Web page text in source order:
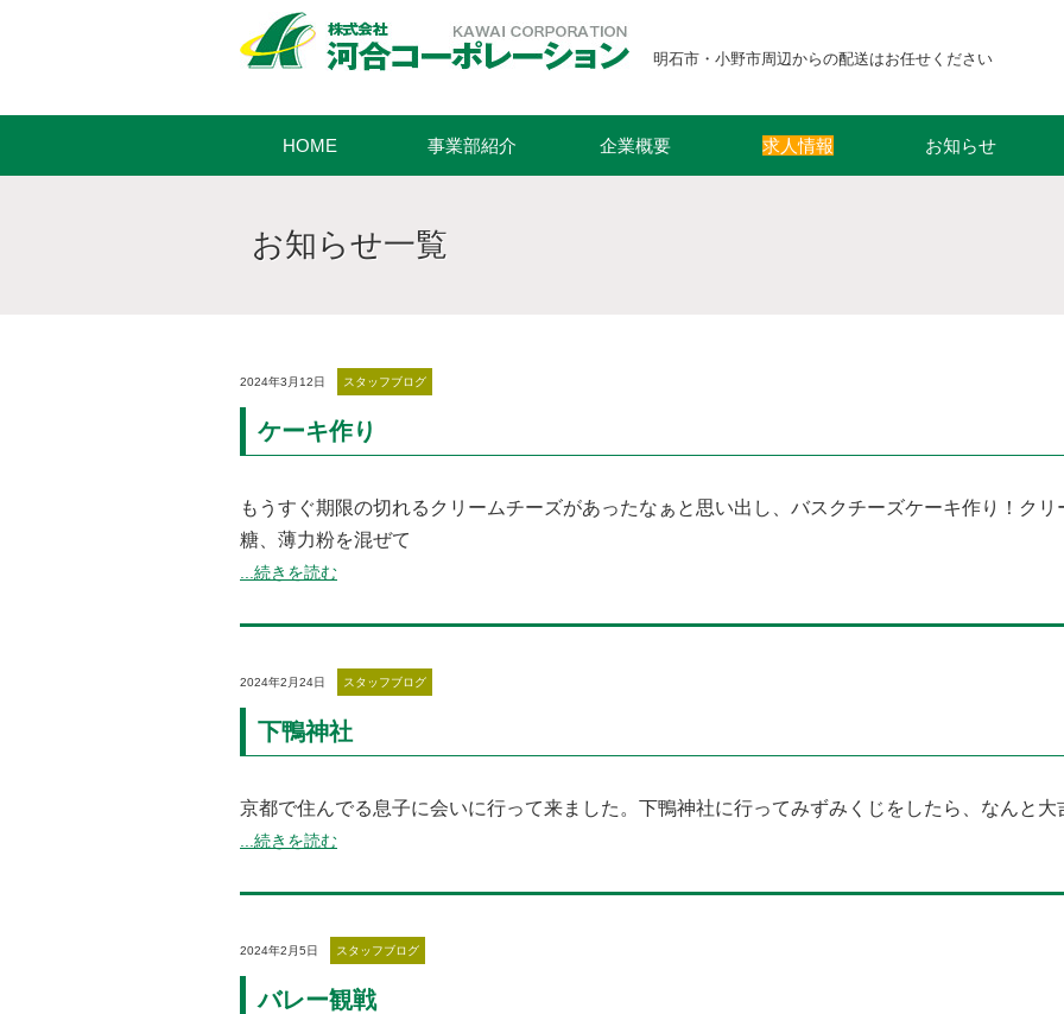
明石市・小野市周辺からの配送はお任せください
HOME 事業部紹介 企業概要 求人情報 お知らせ
お知らせ一覧
2024年3月12日 スタッフブログ
ケーキ作り
もうすぐ期限の切れるクリームチーズがあったなぁと思い出し、バスクチーズケーキ作り！⁡⁡⁡ク
糖、薄力粉を混ぜて
...続きを読む
2024年2月24日 スタッフブログ
下鴨神社
京都で住んでる息子に会いに行って来ました。下鴨神社に行ってみずみくじをしたら、なんと
...続きを読む
2024年2月5日 スタッフブログ
バレー観戦